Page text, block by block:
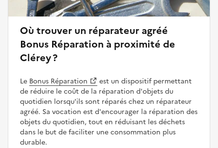
Où trouver un réparateur agréé
Bonus Réparation à proximité de
Clérey ?
Le Bonus Réparation
est un dispositif permettant
de réduire le coût de la réparation d'objets du
quotidien lorsqu'ils sont réparés chez un réparateur
agréé. Sa vocation est d'encourager la réparation des
objets du quotidien, tout en réduisant les déchets
dans le but de faciliter une consommation plus
durable.